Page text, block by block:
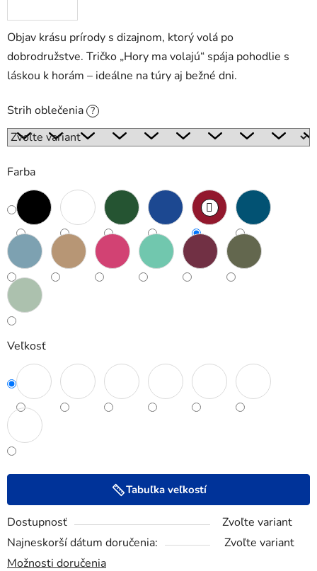
Objav krásu prírody s dizajnom, ktorý volá po
dobrodružstve. Tričko „Hory ma volajú“ spája pohodlie s
láskou k horám – ideálne na túry aj bežné dni.
Strih oblečenia ?
Farba
Veľkosť
Tabuľka veľkostí
Dostupnosť
Zvoľte variant
Najneskorší dátum doručenia:
Zvoľte variant
Možnosti doručenia